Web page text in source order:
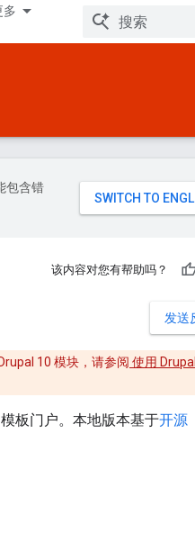
多
包含错
该内容对您有帮助吗？
发送
10 模块，请参阅 使用
板门户。本地版本基于开源